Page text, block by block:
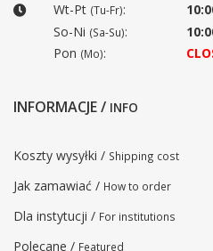
Wt-Pt (Tu-Fr):
So-Ni (Sa-Su):
Pon (Mo):
INFORMACJE / INFO
Koszty wysyłki / Shipping cost
Jak zamawiać / How to order
Dla instytucji / For institutions
Polecane / Featured